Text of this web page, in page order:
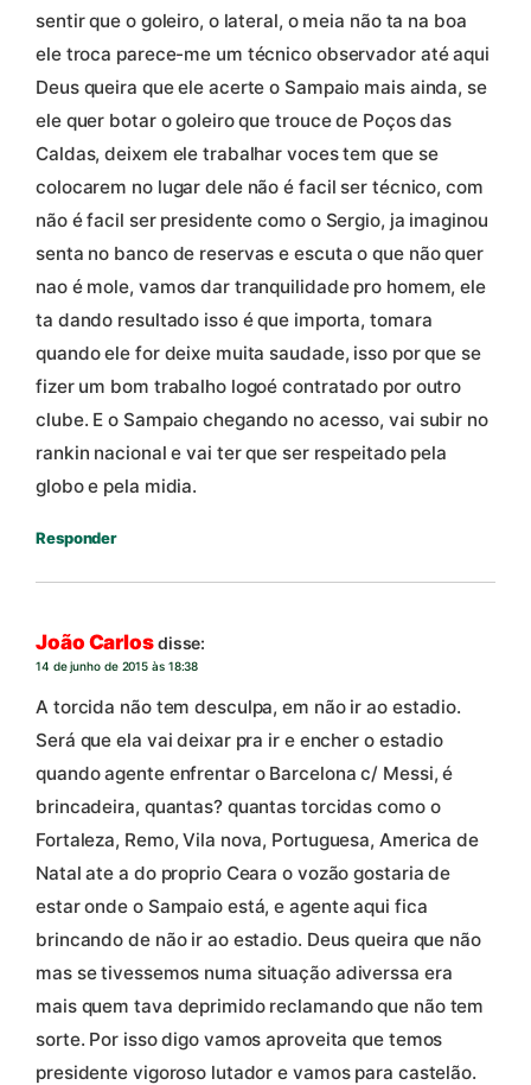
sentir que o goleiro, o lateral, o meia não ta na boa
ele troca parece-me um técnico observador até aqui
Deus queira que ele acerte o Sampaio mais ainda, se
ele quer botar o goleiro que trouce de Poços das
Caldas, deixem ele trabalhar voces tem que se
colocarem no lugar dele não é facil ser técnico, com
não é facil ser presidente como o Sergio, ja imaginou
senta no banco de reservas e escuta o que não quer
nao é mole, vamos dar tranquilidade pro homem, ele
ta dando resultado isso é que importa, tomara
quando ele for deixe muita saudade, isso por que se
fizer um bom trabalho logoé contratado por outro
clube. E o Sampaio chegando no acesso, vai subir no
rankin nacional e vai ter que ser respeitado pela
globo e pela midia.
Responder
João Carlosdisse:
14 de junho de 2015 às 18:38
A torcida não tem desculpa, em não ir ao estadio.
Será que ela vai deixar pra ir e encher o estadio
quando agente enfrentar o Barcelona c/ Messi, é
brincadeira, quantas? quantas torcidas como o
Fortaleza, Remo, Vila nova, Portuguesa, America de
Natal ate a do proprio Ceara o vozão gostaria de
estar onde o Sampaio está, e agente aqui fica
brincando de não ir ao estadio. Deus queira que não
mas se tivessemos numa situação adiverssa era
mais quem tava deprimido reclamando que não tem
sorte. Por isso digo vamos aproveita que temos
presidente vigoroso lutador e vamos para castelão.